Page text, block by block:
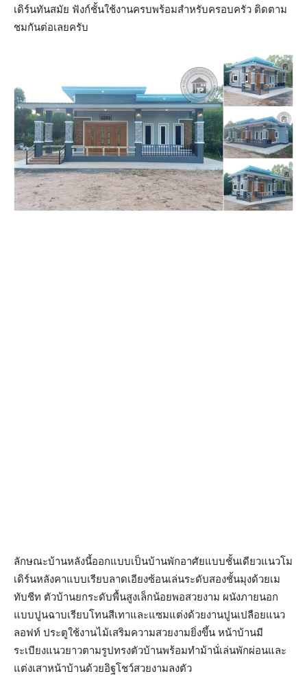
เดิร์นทันสมัย ฟังก์ชั้นใช้งานครบพร้อมสำหรับครอบครัว ติดตาม
ชมกันต่อเลยครับ
ลักษณะบ้านหลังนี้ออกแบบเป็นบ้านพักอาศัยแบบชั้นเดียวแนวโม
เดิร์นหลังคาแบบเรียบลาดเอียงซ้อนเล่นระดับสองชั้นมุงด้วยเม
ทับชีท ตัวบ้านยกระดับพื้นสูงเล็กน้อยพอสวยงาม ผนังภายนอก
แบบปูนฉาบเรียบโทนสีเทาและแซมแต่งด้วยงานปูนเปลือยแนว
ลอฟท์ ประตูใช้งานไม้เสริมความสวยงามยิ่งขึ้น หน้าบ้านมี
ระเบียงแนวยาวตามรูปทรงตัวบ้านพร้อมทำม้านั่เล่นพักผ่อนและ
แต่งเสาหน้าบ้านด้วยอิฐโชว์สวยงามลงตัว